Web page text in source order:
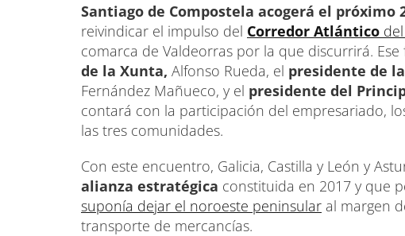
Santiago de Compostela acogerá el próximo
reivindicar el impulso del Corredor Atlántico
comarca de Valdeorras por la que discurrirá.
de la Xunta, Alfonso Rueda, el presidente de
Fernández Mañueco, y el presidente del
contará con la participación del empresariado,
las tres comunidades.
Con este encuentro, Galicia, Castilla y León y
alianza estratégica constituida en 2017 y que
suponía dejar el noroeste peninsular al margen
transporte de mercancías.